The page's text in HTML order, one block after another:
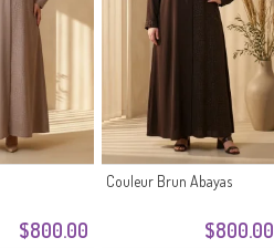
$800.00 $800.00
Couleur Brun Abayas